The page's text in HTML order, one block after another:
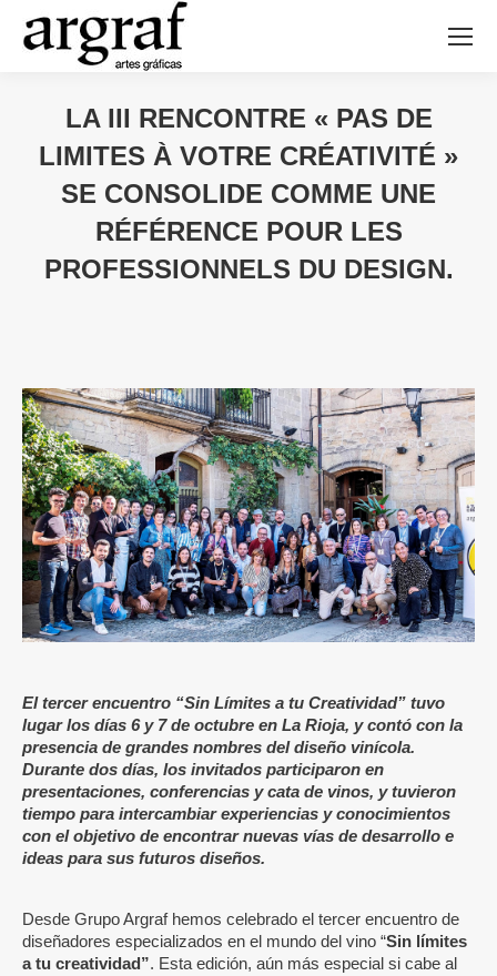
LA III RENCONTRE « PAS DE
LIMITES À VOTRE CRÉATIVITÉ »
SE CONSOLIDE COMME UNE
RÉFÉRENCE POUR LES
PROFESSIONNELS DU DESIGN.
El tercer encuentro “Sin Límites a tu Creatividad” tuvo
lugar los días 6 y 7 de octubre en La Rioja, y contó con la
presencia de grandes nombres del diseño vinícola.
Durante dos días, los invitados participaron en
presentaciones, conferencias y cata de vinos, y tuvieron
tiempo para intercambiar experiencias y conocimientos
con el objetivo de encontrar nuevas vías de desarrollo e
ideas para sus futuros diseños.
Desde Grupo Argraf hemos celebrado el tercer encuentro de
diseñadores especializados en el mundo del vino “Sin límites
a tu creatividad”. Esta edición, aún más especial si cabe al